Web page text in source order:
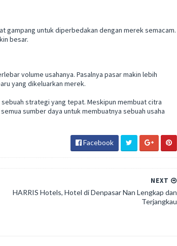
gampang untuk diperbedakan dengan merek semacam.
besar.
volume usahanya. Pasalnya pasar makin lebih
yang dikeluarkan merek.
strategi yang tepat. Meskipun membuat citra
sumber daya untuk membuatnya sebuah usaha
Facebook
NEXT
HARRIS Hotels, Hotel di Denpasar Nan Lengkap dan
Terjangkau